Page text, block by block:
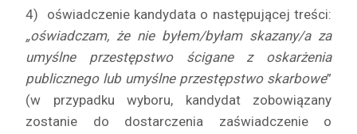
4) oświadczenie kandydata o następującej treści:
„oświadczam, że nie byłem/byłam skazany/a za
umyślne przestępstwo ścigane z oskarżenia
publicznego lub umyślne przestępstwo skarbowe”
(w przypadku wyboru, kandydat zobowiązany
zostanie do dostarczenia zaświadczenie o